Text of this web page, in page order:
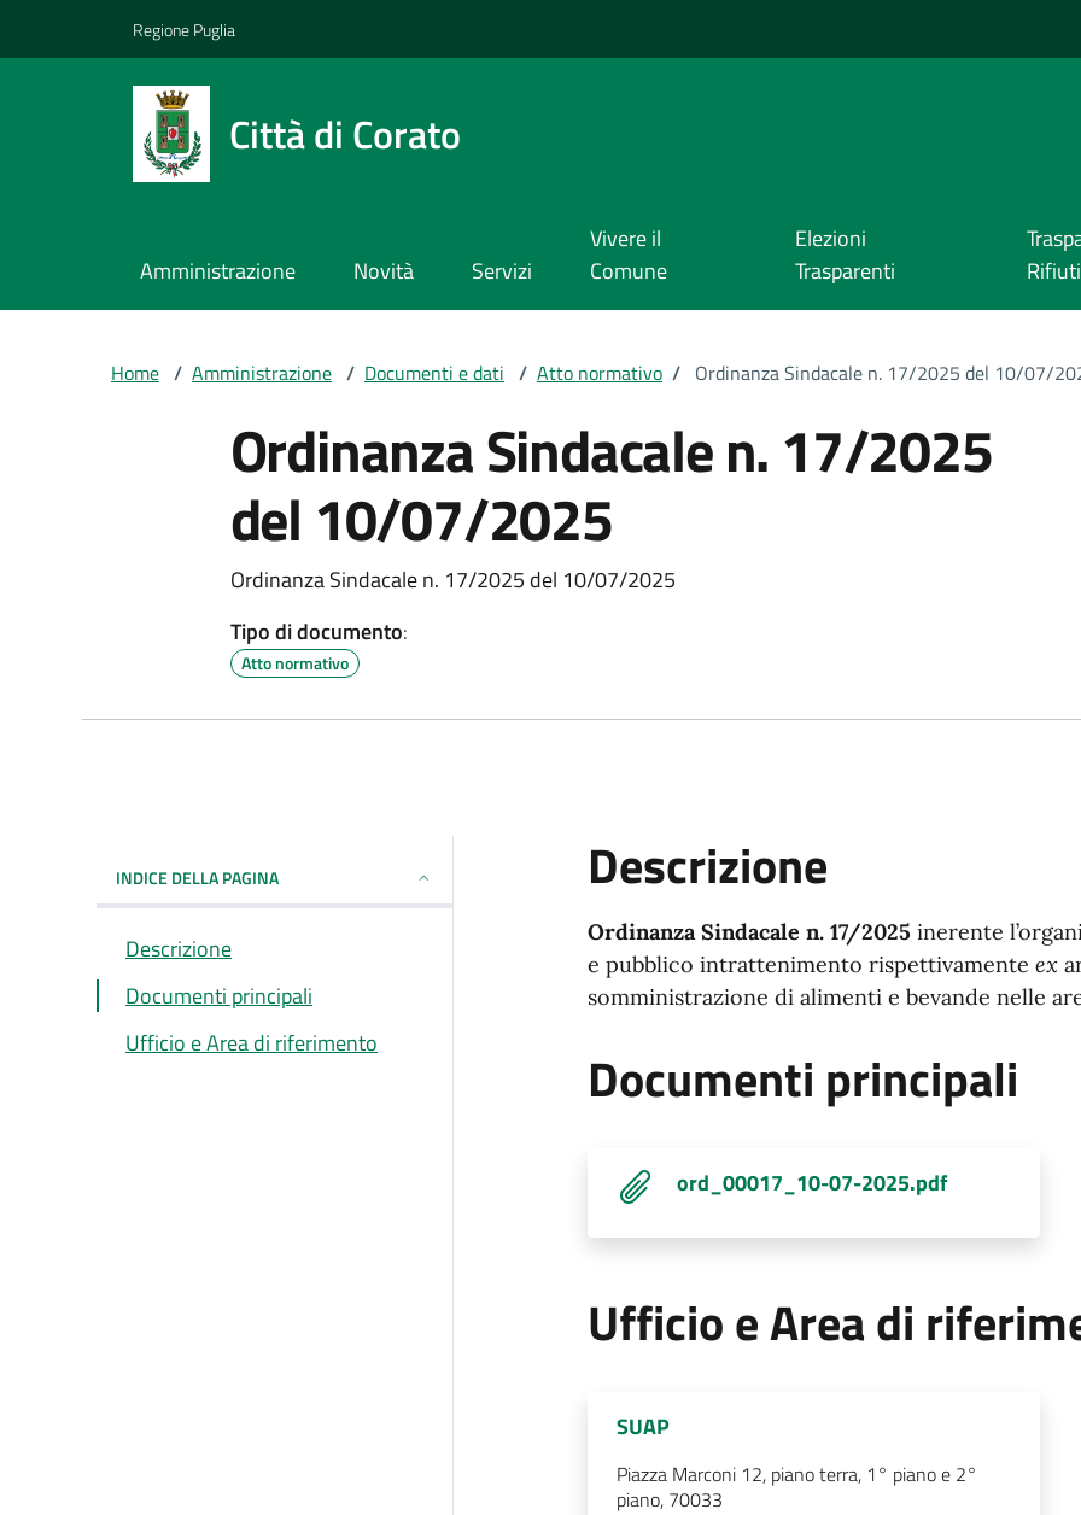
Regione Puglia
Città di Corato
Amministrazione Novità Servizi
Vivere il
Comune
Elezioni
Trasparenti
Rifiuti
Home / Amministrazione / Documenti e dati / Atto normativo / Ordinanza Sindacale n. 17/2025 del 10/07/
Ordinanza Sindacale n. 17/2025
del 10/07/2025
Ordinanza Sindacale n. 17/2025 del 10/07/2025
Tipo di documento:
Atto normativo
INDICE DELLA PAGINA
Descrizione
Documenti principali
Ufficio e Area di riferimento
Descrizione
Descrizione
Ordinanza Sindacale n. 17/2025 inerente
e pubblico intrattenimento rispettivamente ex
somministrazione di alimenti e bevande nelle
Documenti principali
ord_00017_10-07-2025.pdf
Ufficio e Area di
SUAP
Piazza Marconi 12, piano terra, 1° piano e 2°
piano, 70033